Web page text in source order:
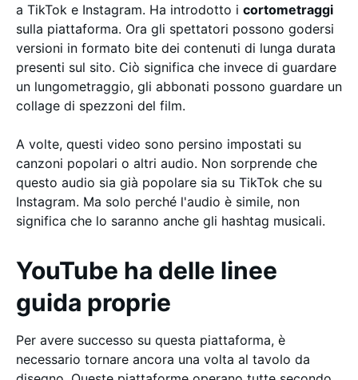
a TikTok e Instagram. Ha introdotto i cortometraggi
sulla piattaforma. Ora gli spettatori possono godersi
versioni in formato bite dei contenuti di lunga durata
presenti sul sito. Ciò significa che invece di guardare
un lungometraggio, gli abbonati possono guardare un
collage di spezzoni del film.
A volte, questi video sono persino impostati su
canzoni popolari o altri audio. Non sorprende che
questo audio sia già popolare sia su TikTok che su
Instagram. Ma solo perché l'audio è simile, non
significa che lo saranno anche gli hashtag musicali.
YouTube ha delle linee
guida proprie
Per avere successo su questa piattaforma, è
necessario tornare ancora una volta al tavolo da